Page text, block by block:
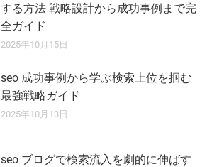
する方法 戦略設計から成功事例まで完
全ガイド
2025年10月15日
seo 成功事例から学ぶ検索上位を掴む
最強戦略ガイド
2025年10月13日
seo ブログで検索流入を劇的に伸ばす